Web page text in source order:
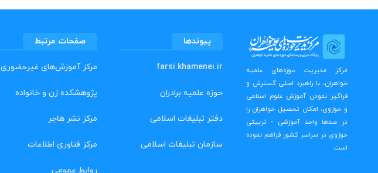
مرکز مدیریت حوزه‌های علمیه
خواهران، با راهبرد اصلی گسترش و
فراگیر نمودن آموزش علوم اسلامی
و حوزوی، امکان تحصیل خواهران را
در صدها واحد آموزشی - تربیتی
حوزوی در سراسر کشور فراهم نموده
است.
پیوندها
farsi.khamenei.ir
حوزه علمیه برادران
دفتر تبلیغات اسلامی
سازمان تبلیغات اسلامی
صفحات مرتبط
مرکز آموزش‌های غیرحضوری
پژوهشکده زن و خانواده
مرکز نشر هاجر
مرکز فناوری اطلاعات
روابط عمومی